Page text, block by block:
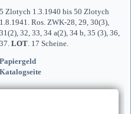
5 Zlotych 1.3.1940 bis 50 Zlotych
1.8.1941. Ros. ZWK-28, 29, 30(3),
31(2), 32, 33, 34 a(2), 34 b, 35 (3), 36,
37. LOT. 17 Scheine.
Papiergeld
Katalogseite